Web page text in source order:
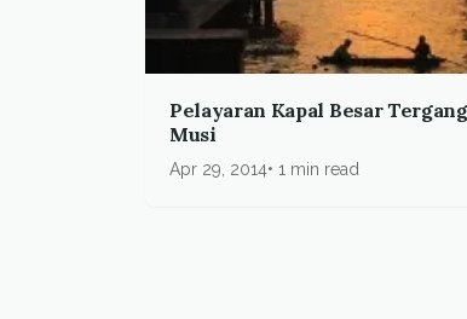
Pelayaran Kapal Besar
Musi
Apr 29, 2014 1 min read